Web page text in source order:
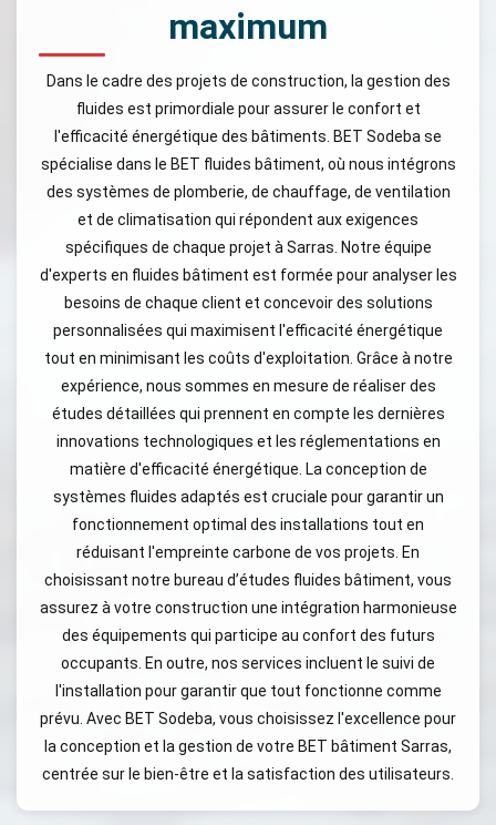
maximum
Dans le cadre des projets de construction, la gestion des
fluides est primordiale pour assurer le confort et
l'efficacité énergétique des bâtiments. BET Sodeba se
spécialise dans le BET fluides bâtiment, où nous intégrons
des systèmes de plomberie, de chauffage, de ventilation
et de climatisation qui répondent aux exigences
spécifiques de chaque projet à Sarras. Notre équipe
d'experts en fluides bâtiment est formée pour analyser les
besoins de chaque client et concevoir des solutions
personnalisées qui maximisent l'efficacité énergétique
tout en minimisant les coûts d'exploitation. Grâce à notre
expérience, nous sommes en mesure de réaliser des
études détaillées qui prennent en compte les dernières
innovations technologiques et les réglementations en
matière d'efficacité énergétique. La conception de
systèmes fluides adaptés est cruciale pour garantir un
fonctionnement optimal des installations tout en
réduisant l'empreinte carbone de vos projets. En
choisissant notre bureau d’études fluides bâtiment, vous
assurez à votre construction une intégration harmonieuse
des équipements qui participe au confort des futurs
occupants. En outre, nos services incluent le suivi de
l'installation pour garantir que tout fonctionne comme
prévu. Avec BET Sodeba, vous choisissez l'excellence pour
la conception et la gestion de votre BET bâtiment Sarras,
centrée sur le bien-être et la satisfaction des utilisateurs.